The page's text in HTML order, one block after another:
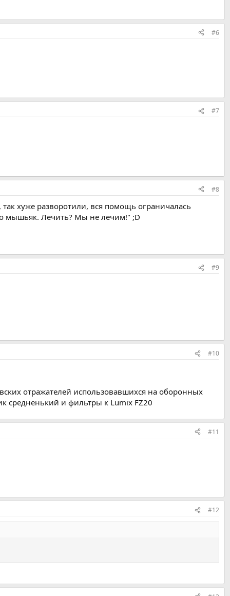
#6
#7
#8
хуже разворотили, вся помощь ограничалась
мышьяк. Лечить? Мы не лечим!" ;D
#9
#10
отражателей использовавшихся на оборонных
средненький и фильтры к Lumix FZ20
#11
#12